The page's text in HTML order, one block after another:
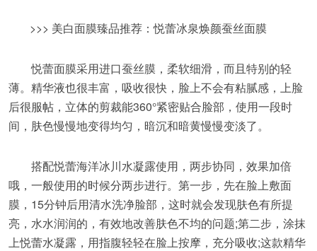
>>> 美白面膜臻品推荐：悦蕾冰泉焕颜蚕丝面膜
悦蕾面膜采用进口蚕丝膜，柔软细滑，而且特别的轻
薄。精华液也很丰富，吸收很快，脸上不会有粘腻感，上脸
后很服帖，立体的剪裁能360°紧密贴合脸部，使用一段时
间，肤色慢慢地变得均匀，暗沉和暗黄慢慢变淡了。
搭配悦蕾海洋冰川水凝露使用，两步协同，效果加倍
哦，一般使用的时候分两步进行。第一步，先在脸上敷面
膜，15分钟后用清水洗净脸部，这时就会发现肤色有所提
亮，水水润润的，有效地改善肤色不均的问题;第二步，涂抹
上悦蕾水凝露，用指腹轻轻在脸上按摩，充分吸收;这款精华